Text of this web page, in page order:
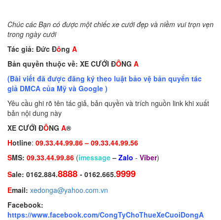
Chúc các Bạn có được một chiếc xe cưới đẹp và niềm vui trọn vẹn
trong ngày cưới
Tác giả: Đức Đông A
Bản quyền thuộc về: XE CƯỚI ĐÔNG A
(Bài viết đã được đăng ký theo luật bảo vệ bản quyển tác
giả DMCA của Mỹ và Google )
Yêu cầu ghi rõ tên tác giả, bản quyền và trích nguồn link khi xuất
bản nội dung này
XE CƯỚI ĐÔNG A®
Hotline: 09.33.44.99.86 – 09.33.44.99.56
SMS: 09.33.44.99.86 (imessage– Zalo - Viber)
Sale: 0162.884.8888 - 0162.665.9999
Email: xedonga@yahoo.com.vn
Facebook:
https://www.facebook.com/CongTyChoThueXeCuoiDongA